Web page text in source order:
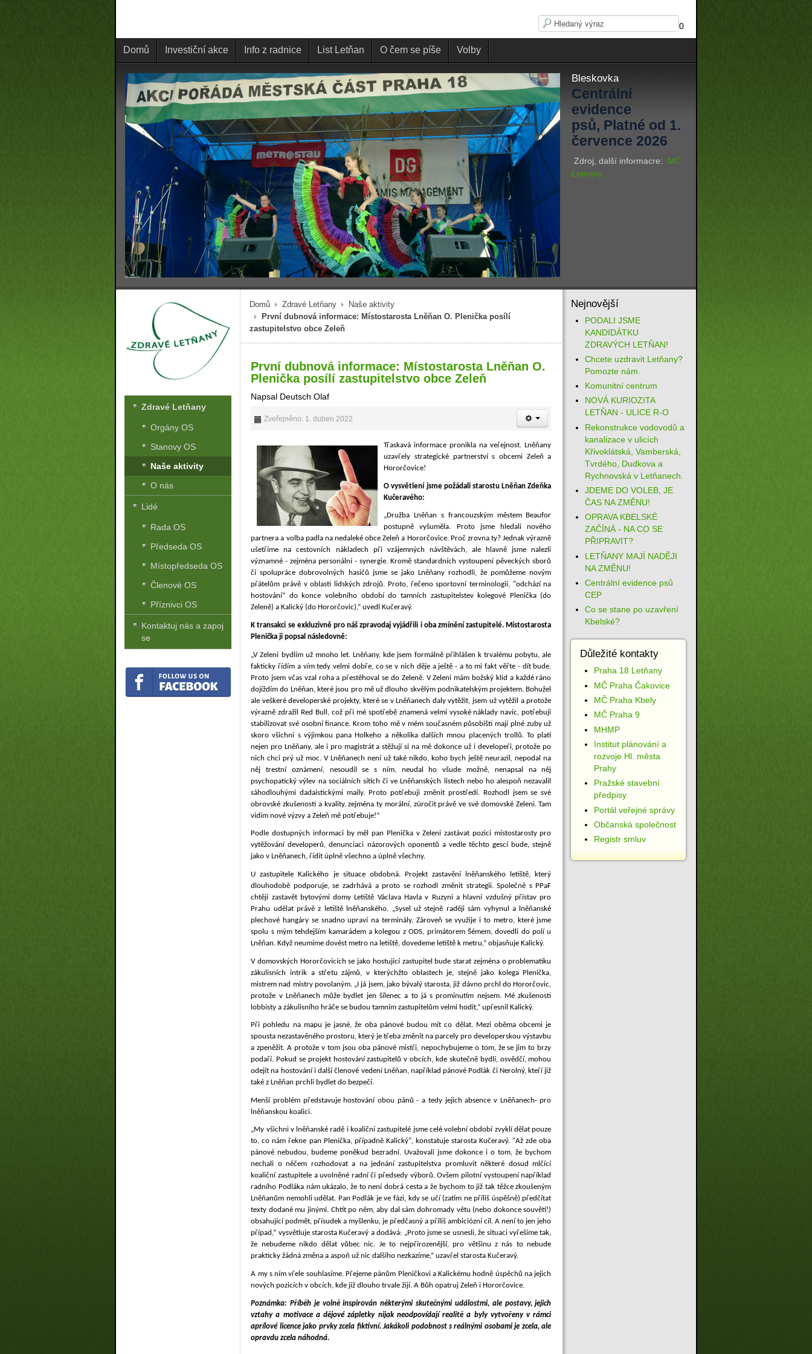
0
Domů Investiční akce Info z radnice List Letňan O čem se píše Volby
Bleskovka
Centrální
evidence
psů, Platné od 1.
července 2026
Zdroj, další informacre: MČ
Letnany
Domů Zdravé Letňany
Naše aktivity
První dubnová informace: Místostarosta Lněňan O. Plenička posílí
zastupitelstvo obce Zeleň
První dubnová informace: Místostarosta Lněňan O.
Plenička posílí zastupitelstvo obce Zeleň
Napsal Deutsch Olaf
Zveřejněno: 1. duben 2022
Třaskavá informace pronikla na veřejnost. Lněňany
uzavřely strategické partnerství s obcemi Zeleň a
Hororčovice!
O vysvětlení jsme požádali starostu Lněňan Zdeňka
Kučeravého:
„Družba Lněňan s francouzským městem Beaufor
postupně vyšuměla. Proto jsme hledali nového
partnera a volba padla na nedaleké obce Zeleň a Hororčovice. Proč zrovna ty? Jednak výrazně
ušetříme na cestovních nákladech při vzájemných návštěvách, ale hlavně jsme nalezli
významné - zejména personální - synergie. Kromě standardních vystoupení pěveckých sborů
či spolupráce dobrovolných hasičů jsme se jako Lněňany rozhodli, že pomůžeme novým
přátelům právě v oblasti lidských zdrojů. Proto, řečeno sportovní terminologií, "odchází na
hostování“ do konce volebního období do tamních zastupitelstev kolegové Plenička (do
Zeleně) a Kalický (do Hororčovic),“ uvedl Kučeravý.
K transakci se exkluzivně pro náš zpravodaj vyjádřili i oba zmínění zastupitelé. Místostarosta
Plenička ji popsal následovně:
„V Zeleni bydlím už mnoho let. Lněňany, kde jsem formálně přihlášen k trvalému pobytu, ale
fakticky řídím a vím tedy velmi dobře, co se v nich děje a ještě - a to mi fakt věřte - dít bude.
Proto jsem včas vzal roha a přestěhoval se do Zeleně. V Zeleni mám božský klid a každé ráno
dojíždím do Lněňan, které jsou pro mě už dlouho skvělým podnikatelským projektem. Bohužel
ale veškeré developerské projekty, které se v Lněňanech daly vytěžit, jsem už vytěžil a protože
výrazně zdražil Red Bull, což při mé spotřebě znamená velmi vysoké náklady navíc, potřebuji
stabilizovat své osobní finance. Krom toho mě v mém současném působišti mají plné zuby už
skoro všichni s výjimkou pana Holkeho a několika dalších mnou placených trollů. To platí
nejen pro Lněňany, ale i pro magistrát a stěžují si na mě dokonce už i developeři, protože po
nich chci prý už moc. V Lněňanech není už také nikdo, koho bych ještě neurazil, nepodal na
něj trestní oznámení, nesoudil se s ním, neudal ho všude možně, nenapsal na něj
psychopatický výlev na sociálních sítích či ve Lněňanských listech nebo ho alespoň nezavalil
sáhodlouhými dadaistickými maily. Proto potřebuji změnit prostředí. Rozhodl jsem se své
obrovské zkušenosti a kvality, zejména ty morální, zúročit právě ve své domovské Zeleni. Tam
vidím nové výzvy a Zeleň mě potřebuje!“
Podle dostupných informaci by měl pan Plenička v Zeleni zastávat pozici místostarosty pro
vytěžování developerů, denunciaci názorových oponentů a vedle těchto gescí bude, stejně
jako v Lněňanech, řídit úplně všechno a úplně všechny.
U zastupitele Kalického je situace obdobná. Projekt zastavění lněňanského letiště, který
dlouhodobě podporuje, se zadrhává a proto se rozhodl změnit strategii. Společně s PPaF
chtějí zastavět bytovými domy Letiště Václava Havla v Ruzyni a hlavní vzdušný přístav pro
Prahu udělat právě z letiště lněňanského. „Sysel už stejně raději sám vyhynul a lněňanské
plechové hangáry se snadno upraví na terminály. Zároveň se využije i to metro, které jsme
spolu s mým tehdejším kamarádem a kolegou z ODS, primátorem Šémem, dovedli do polí u
Lněňan. Když neumíme dovést metro na letiště, dovedeme letiště k metru,“ objasňuje Kalický.
V domovských Hororčovicích se jako hostující zastupitel bude starat zejména o problematiku
zákulisních intrik a střetu zájmů, v kterýchžto oblastech je, stejně jako kolega Plenička,
mistrem nad mistry povolaným. „I já jsem, jako bývalý starosta, již dávno prchl do Hororčovic,
protože v Lněňanech může bydlet jen šílenec a to já s prominutím nejsem. Mé zkušenosti
lobbisty a zákulisního hráče se budou tamním zastupitelům velmi hodit,“ upřesnil Kalický.
Při pohledu na mapu je jasné, že oba pánové budou mít co dělat. Mezi oběma obcemi je
spousta nezastavěného prostoru, který je třeba změnit na parcely pro developerskou výstavbu
a zpeněžit. A protože v tom jsou oba pánové mistři, nepochybujeme o tom, že se jim to brzy
podaří. Pokud se projekt hostování zastupitelů v obcích, kde skutečně bydlí, osvědčí, mohou
odejít na hostování i další členové vedení Lněňan, například pánové Podlák či Nerolný, kteří již
také z Lněňan prchli bydlet do bezpečí.
Menší problém představuje hostování obou pánů - a tedy jejich absence v Lněňanech- pro
lněňanskou koalici.
„My všichni v lněňanské radě i koaliční zastupitelé jsme celé volební období zvyklí dělat pouze
to, co nám řekne pan Plenička, případně Kalický", konstatuje starosta Kučeravý. "Až zde oba
pánové nebudou, budeme poněkud bezradní. Uvažovali jsme dokonce i o tom, že bychom
nechali o něčem rozhodovat a na jednání zastupitelstva promluvit některé dosud mlčící
koaliční zastupitele a uvolněné radní či předsedy výborů. Ovšem pilotní vystoupení například
radního Podláka nám ukázalo, že to není dobrá cesta a že bychom to již tak těžce zkoušeným
Lněňanům nemohli udělat. Pan Podlák je ve fázi, kdy se učí (zatím ne příliš úspěšně) předčítat
texty dodané mu jinými. Chtít po něm, aby dal sám dohromady větu (nebo dokonce souvětí!)
obsahující podmět, přísudek a myšlenku, je předčasný a příliš ambiciózní cíl. A není to jen jeho
případ,“ vysvětluje starosta Kučeravý a dodává: „Proto jsme se usnesli, že situaci vyřešíme tak,
že nebudeme nikdo dělat vůbec nic. Je to nejpřirozenější, pro většinu z nás to nebude
prakticky žádná změna a aspoň už nic dalšího nezkazíme,“ uzavřel starosta Kučeravý.
A my s ním vřele souhlasíme. Přejeme pánům Pleničkovi a Kalickému hodně úspěchů na jejich
nových pozicích v obcích, kde již dlouho trvale žijí. A Bůh opatruj Zeleň i Hororčovice.
Poznámka: Příběh je volně inspirován některými skutečnými událostmi, ale postavy, jejich
vztahy a motivace a dějové zápletky nijak neodpovídají realitě a byly vytvořeny v rámci
aprílové licence jako prvky zcela fiktivní. Jakákoli podobnost s reálnými osobami je zcela, ale
opravdu zcela náhodná.
Zdravé Letňany
Orgány OS
Stanovy OS
Naše aktivity
O nás
Lidé
Rada OS
Předseda OS
Místopředseda OS
Členové OS
Příznivci OS
Kontaktuj nás a zapoj
se
Nejnovější
PODALI JSME
KANDIDÁTKU
ZDRAVÝCH LETŇAN!
Chcete uzdravit Letňany?
Pomozte nám.
Komunitní centrum
NOVÁ KURIOZITA
LETŇAN - ULICE R-O
Rekonstrukce vodovodů a
kanalizace v ulicích
Křivoklátská, Vamberská,
Tvrdého, Dudkova a
Rychnovská v Letňanech.
JDEME DO VOLEB, JE
ČAS NA ZMĚNU!
OPRAVA KBELSKÉ
ZAČÍNÁ - NA CO SE
PŘIPRAVIT?
LETŇANY MAJÍ NADĚJI
NA ZMĚNU!
Centrální evidence psů
CEP
Co se stane po uzavření
Kbelské?
Důležité kontakty
Praha 18 Letňany
MČ Praha Čakovice
MČ Praha Kbely
MČ Praha 9
MHMP
Institut plánování a
rozvoje Hl. města
Prahy
Pražské stavební
předpisy
Portál veřejné správy
Občanská společnost
Registr smluv